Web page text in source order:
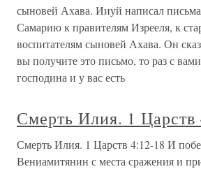
сыновей Ахава. Ииуй написал
Самарию к правителям Изрееля, к
воспитателям сыновей Ахава. Он
вы получите это письмо, то раз с
господина и у вас есть
Смерть Илия. 1 Царств
Смерть Илия. 1 Царств 4:12-18 И
Вениамитянин с места сражения и